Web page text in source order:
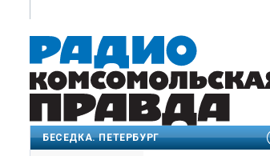
БЕСЕДКА. ПЕТЕРБУРГ